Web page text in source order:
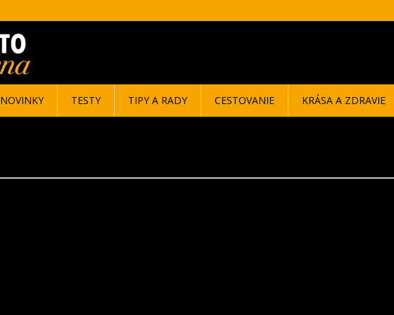
NOVINKY TESTY TIPY A RADY CESTOVANIE KRÁSA A ZDRAVIE